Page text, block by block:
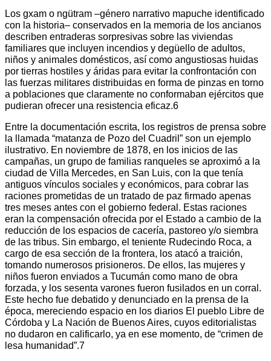
Los gxam o ngütram –género narrativo mapuche identificado
con la historia– conservados en la memoria de los ancianos
describen entraderas sorpresivas sobre las viviendas
familiares que incluyen incendios y degüello de adultos,
niños y animales domésticos, así como angustiosas huidas
por tierras hostiles y áridas para evitar la confrontación con
las fuerzas militares distribuidas en forma de pinzas en torno
a poblaciones que claramente no conformaban ejércitos que
pudieran ofrecer una resistencia eficaz.6
Entre la documentación escrita, los registros de prensa sobre
la llamada “matanza de Pozo del Cuadril” son un ejemplo
ilustrativo. En noviembre de 1878, en los inicios de las
campañas, un grupo de familias ranqueles se aproximó a la
ciudad de Villa Mercedes, en San Luis, con la que tenía
antiguos vínculos sociales y económicos, para cobrar las
raciones prometidas de un tratado de paz firmado apenas
tres meses antes con el gobierno federal. Estas raciones
eran la compensación ofrecida por el Estado a cambio de la
reducción de los espacios de cacería, pastoreo y/o siembra
de las tribus. Sin embargo, el teniente Rudecindo Roca, a
cargo de esa sección de la frontera, los atacó a traición,
tomando numerosos prisioneros. De ellos, las mujeres y
niños fueron enviados a Tucumán como mano de obra
forzada, y los sesenta varones fueron fusilados en un corral.
Este hecho fue debatido y denunciado en la prensa de la
época, mereciendo espacio en los diarios El pueblo Libre de
Córdoba y La Nación de Buenos Aires, cuyos editorialistas
no dudaron en calificarlo, ya en ese momento, de “crimen de
lesa humanidad”.7